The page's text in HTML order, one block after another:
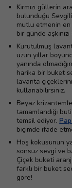
Kırmızı güllerin
bulunduğu
mutlu etmenin
bir günde
Kurutulmuş
uzun yıllar
yanında
harika bir buket
lavanta
kullanabilirsiniz.
Beyaz
tamamlandığı
temsil ediyor.
biçimde ifade
Hoş kokusunun
sonsuz sevgi ve
Çiçek buketi
farklı bir buket
göre!